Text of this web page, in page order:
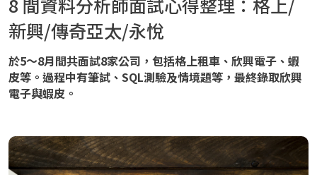
8 間資料分析師面試心得整理：格上/
新興/傳奇亞太/永悅
於5～8月間共面試8家公司，包括格上租車、欣興電子、蝦
皮等。過程中有筆試、SQL測驗及情境題等，最終錄取欣興
電子與蝦皮。